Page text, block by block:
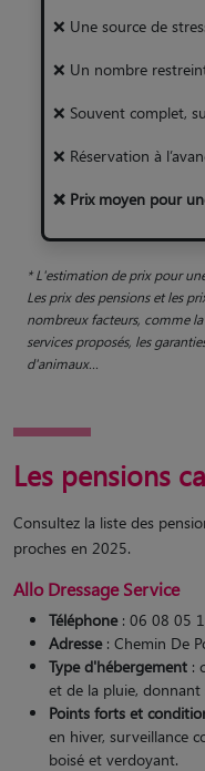
❌ Une source de
❌ Un nombre
❌ Souvent complet,
❌ Réservation à
❌ Prix moyen pour
* L'estimation de prix pour
Les prix des pensions et les
nombreux facteurs, comme
services proposés, les
d'animaux...
Les pensions
Consultez la liste des
proches en 2025.
Allo Dressage Service
Téléphone: 06 08 05
Adresse: Chemin De
Type d'hébergement :
et de la pluie,
Points forts et
en hiver, surveillance
boisé et verdoyant.